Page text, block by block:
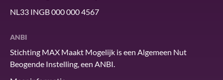
NL33 INGB 000 000 4567
ANBI
Stichting MAX Maakt Mogelijk is een Algemeen Nut
Beogende Instelling, een ANBI.